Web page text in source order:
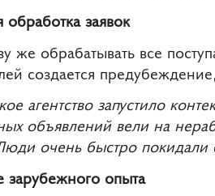
обработка заявок
же обрабатывать все
создается
агентство запустило
объявлений вели на
очень быстро
опыта